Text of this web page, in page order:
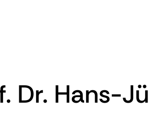
Dr. Hans-